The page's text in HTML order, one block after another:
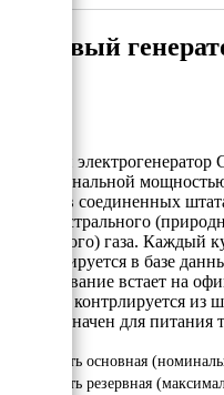
Газовый
Газовый
3P номинальной
собран в соединенных
от магистрального
(балонного) газа. Каждый
регистрируется в базе
оборудование встает на
которой контрлируется
Предназначен для питания
Мощность основная
Мощность резервная